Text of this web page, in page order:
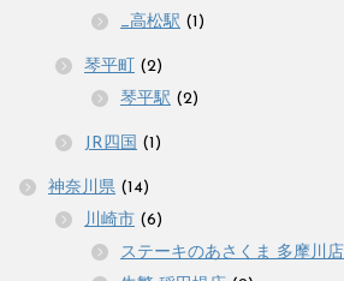
_高松駅 (1)
琴平町 (2)
琴平駅 (2)
JR四国 (1)
神奈川県 (14)
川崎市 (6)
ステーキのあさくま 多摩川店